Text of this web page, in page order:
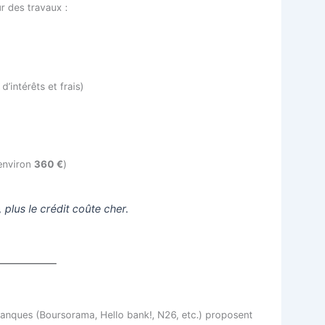
des travaux :
et frais)
360 €)
plus le crédit coûte cher.
(Boursorama, Hello bank!, N26, etc.) proposent